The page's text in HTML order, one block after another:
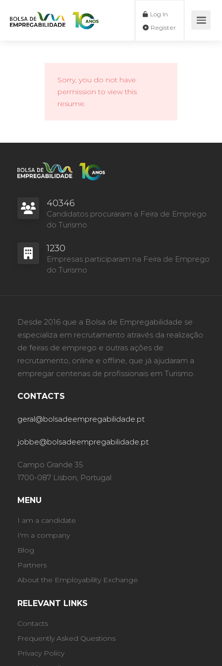
Log In
Sorry, you do not have
permission to view this
resume.
40346
Candidatos procuraram a Feira de Emprego
do Turismo
1230
Empresas participaram na Feira de Emprego
do Turismo
Desde 2016 que a Bolsa de Empregabilidade se
especializa em recrutamento através da realização
de feiras de emprego e outras ações de
recrutamento, online e offline, que já ajudaram a
empregar centenas de profissionais em Turismo.
CONTACTS
geral@bolsadeempregabilidade.pt
jobbe@bolsadeempregabilidade.pt
Campo Grande 35
1700-087 Lisbon, Portugal
MENU
I am a candidate
I'm a company
Blog
Partners
About the Employability Exchange
RELEVANT LINKS
Contacts
Frequently Asked Questions
Privacy Policy